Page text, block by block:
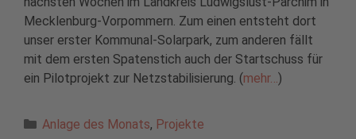
Mecklenburg-Vorpommern. Zum einen entsteht dort
unser erster Kommunal-Solarpark, zum anderen fällt
mit dem ersten Spatenstich auch der Startschuss für
ein Pilotprojekt zur Netzstabilisierung. (mehr…)
Kategorien
Anlage des Monats, Projekte